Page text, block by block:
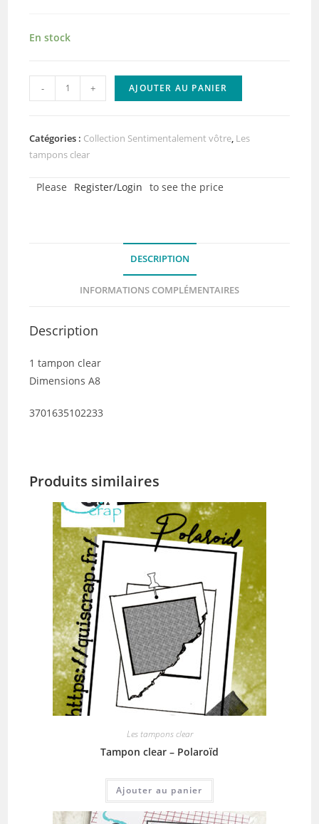
En stock
quantité
de
clear
-
partagés
- + AJOUTER AU PANIER
Catégories : Collection Sentimentalement vôtre Les
tampons clear
Please Register/Login to see the price
DESCRIPTION
INFORMATIONS COMPLÉMENTAIRES
Description
1 tampon clear
Dimensions A8
3701635102233
Produits similaires
Les tampons clear
Tampon clear – Polaroïd
Ajouter au panier